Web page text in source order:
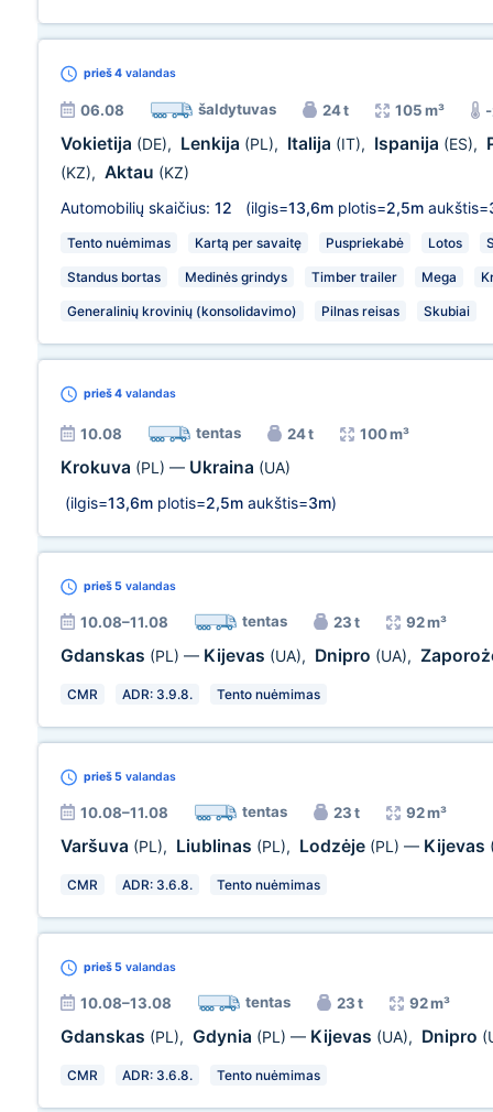
prieš 4 valandas
06.08 šaldytuvas 24 t 105 m³
Vokietija (DE), Lenkija (PL), Italija (IT), Ispanija (ES),
(KZ), Aktau (KZ)
Automobilių skaičius: 12 (ilgis=13,6m plotis=2,5m aukštis=
Tento nuėmimas Kartą per savaitę Puspriekabė Lotos
Standus bortas Medinės grindys Timber trailer Mega
Generalinių krovinių (konsolidavimo) Pilnas reisas Skubiai
prieš 4 valandas
10.08 tentas 24 t 100 m³
Krokuva (PL) — Ukraina (UA)
(ilgis=13,6m plotis=2,5m aukštis=3m)
prieš 5 valandas
10.08–11.08 tentas 23 t 92 m³
Gdanskas (PL) — Kijevas (UA), Dnipro (UA),
CMR ADR: 3.9.8. Tento nuėmimas
prieš 5 valandas
10.08–11.08 tentas 23 t 92 m³
Varšuva (PL), Liublinas (PL), Lodzėje (PL) — Kijevas
CMR ADR: 3.6.8. Tento nuėmimas
prieš 5 valandas
10.08–13.08 tentas 23 t 92 m³
Gdanskas (PL), Gdynia (PL) — Kijevas (UA), Dnipro
CMR ADR: 3.6.8. Tento nuėmimas